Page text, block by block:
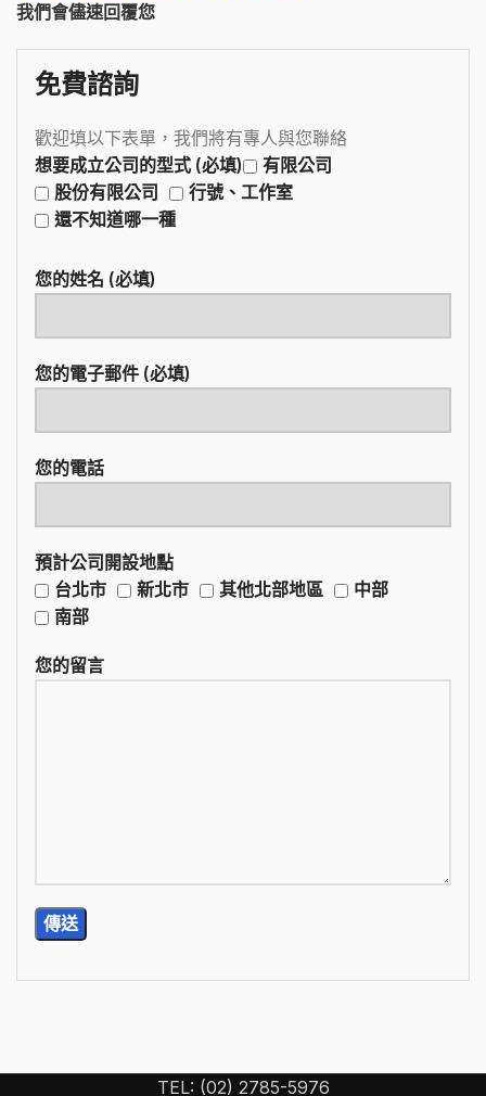
我們會儘速回覆您
免費諮詢
歡迎填以下表單，我們將有專人與您聯絡
想要成立公司的型式 (必填)
有限公司
股份有限公司
行號、工作室
還不知道哪一種
您的姓名 (必填)
您的電子郵件 (必填)
您的電話
預計公司開設地點
台北市
新北市 其他北部地區
中部
南部
您的留言
TEL: (02) 2785-5976